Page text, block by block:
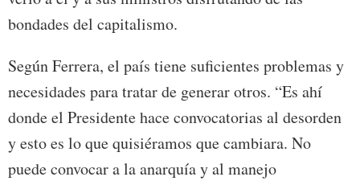
bondades del capitalismo.
Según Ferrera, el país tiene suficientes problemas y
necesidades para tratar de generar otros. “Es ahí
donde el Presidente hace convocatorias al desorden
y esto es lo que quisiéramos que cambiara. No
puede convocar a la anarquía y al manejo